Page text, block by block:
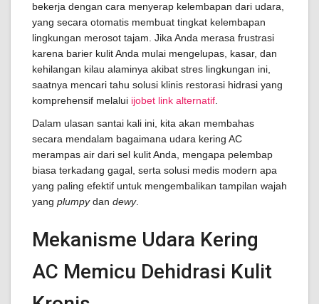
bekerja dengan cara menyerap kelembapan dari udara,
yang secara otomatis membuat tingkat kelembapan
lingkungan merosot tajam. Jika Anda merasa frustrasi
karena barier kulit Anda mulai mengelupas, kasar, dan
kehilangan kilau alaminya akibat stres lingkungan ini,
saatnya mencari tahu solusi klinis restorasi hidrasi yang
komprehensif melalui ijobet link alternatif
Dalam ulasan santai kali ini, kita akan membahas
secara mendalam bagaimana udara kering AC
merampas air dari sel kulit Anda, mengapa pelembap
biasa terkadang gagal, serta solusi medis modern apa
yang paling efektif untuk mengembalikan tampilan wajah
yang plumpydan dewy.
Mekanisme Udara Kering
AC Memicu Dehidrasi Kulit